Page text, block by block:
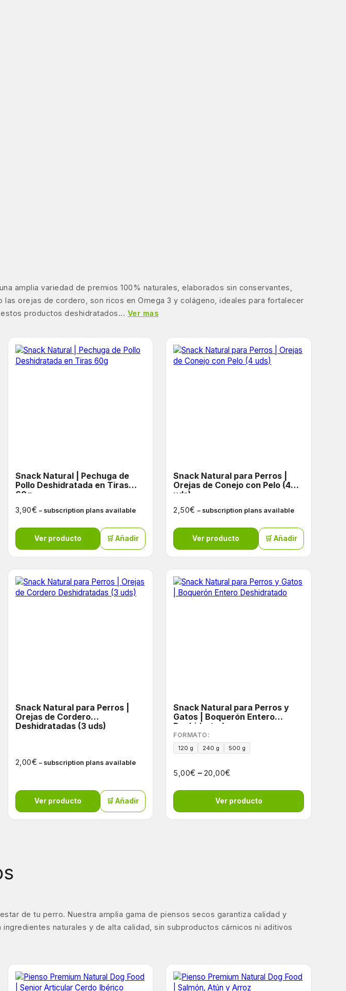
amplia variedad de premios 100% naturales, elaborados sin conservantes,
orejas de cordero, son ricos en Omega 3 y colágeno, ideales para fortalecer
productos deshidratados... Ver mas
Snack Natural | Pechuga de
Pollo Deshidratada en Tiras
60g
3,90€ – subscription plans available
Ver producto 🛒 Añadir
Snack Natural para Perros |
Orejas de Conejo con Pelo (4
uds)
2,50€ – subscription plans available
Ver producto 🛒 Añadir
Snack Natural para Perros |
Orejas de Cordero
Deshidratadas (3 uds)
2,00€ – subscription plans available
Ver producto 🛒 Añadir
Snack Natural para Perros y
Gatos | Boquerón Entero
Deshidratado
FORMATO:
120 g 240 g 500 g
5,00€ – 20,00€
Ver producto
de tu perro. Nuestra amplia gama de piensos secos garantiza calidad y
naturales y de alta calidad, sin subproductos cárnicos ni aditivos